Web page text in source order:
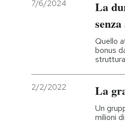
NEWSLETTER
7/6/2024
La
Quello
bonus
2/2/2022 La
Un
milioni